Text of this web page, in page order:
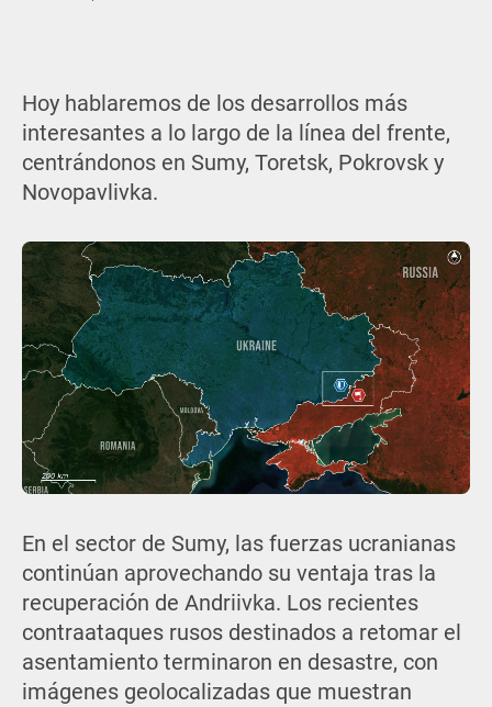
Hoy hablaremos de los desarrollos más
interesantes a lo largo de la línea del frente,
centrándonos en Sumy, Toretsk, Pokrovsk y
Novopavlivka.
En el sector de Sumy, las fuerzas ucranianas
continúan aprovechando su ventaja tras la
recuperación de Andriivka. Los recientes
contraataques rusos destinados a retomar el
asentamiento terminaron en desastre, con
imágenes geolocalizadas que muestran